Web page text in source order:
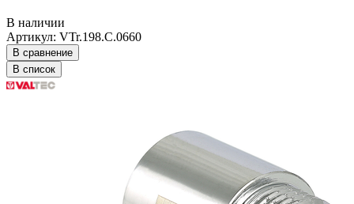
В наличии
Артикул: VTr.198.C.0660
В сравнение
В список